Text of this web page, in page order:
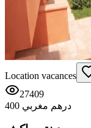
Location vacances
27409
400 درهم مغربي